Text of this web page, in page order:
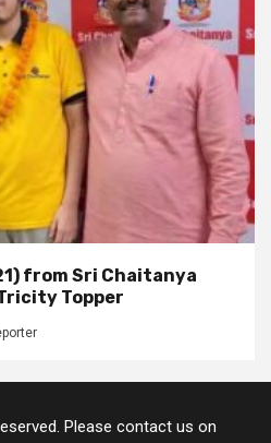
from Sri Chaitanya
Topper
Please contact us on